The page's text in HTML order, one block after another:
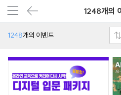
1248개의
1248개의 이벤트